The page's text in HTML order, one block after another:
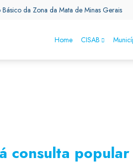
da Zona da Mata de Minas Gerais
Home CISAB
consulta